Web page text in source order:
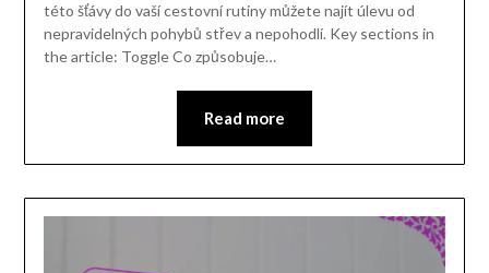
této šťávy do vaší cestovní rutiny můžete najít úlevu od
nepravidelných pohybů střev a nepohodlí. Key sections in
the article: Toggle Co způsobuje…
Read more